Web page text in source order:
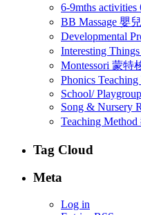
6-9mths
BB Massage 嬰
Developmental
Interesting
Montessori 蒙特
Phonics
School/
Song & Nursery
Teaching
Tag Cloud
Meta
Log in